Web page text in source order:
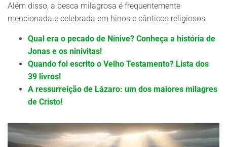
Além disso, a pesca milagrosa é frequentemente
mencionada e celebrada em hinos e cânticos religiosos.
Qual era o pecado de Nínive? Conheça a história de
Jonas e os ninivitas!
Quando foi escrito o Velho Testamento? Lista dos
39 livros!
A ressurreição de Lázaro: um dos maiores milagres
de Cristo!